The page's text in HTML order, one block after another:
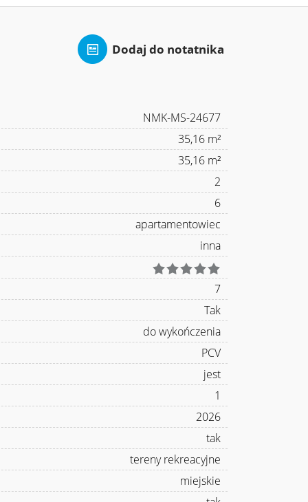
Dodaj do notatnika
NMK-MS-24677
35,16 m²
35,16 m²
2
6
apartamentowiec
inna
7
Tak
do wykończenia
PCV
jest
1
2026
tak
tereny rekreacyjne
miejskie